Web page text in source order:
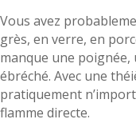
Vous avez
grès, en verre, en
manque une
ébréché. Avec une
pratiquement
flamme directe.